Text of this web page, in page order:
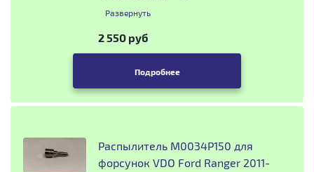
Развернуть
2 550 руб
Подробнее
Распылитель M0034P150 для
форсунок VDO Ford Ranger 2011-